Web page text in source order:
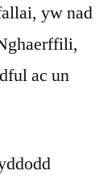
yw nad
ac un